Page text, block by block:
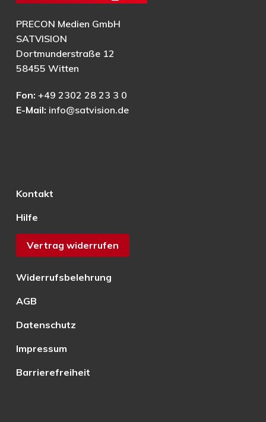
PRECON Medien GmbH
SATVISION
Dortmunderstraße 12
58455 Witten
Fon: +49 2302 28 23 3 0
E-Mail: info@satvision.de
Kontakt
Hilfe
Vertrag widerrufen
Widerrufsbelehrung
AGB
Datenschutz
Impressum
Barrierefreiheit